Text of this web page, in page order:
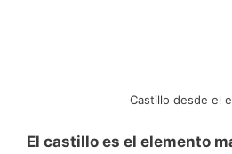
Castillo desde el
El castillo es el elemento